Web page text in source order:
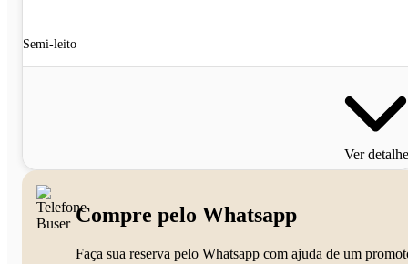
Semi-leito
Ver
Compre pelo Whatsapp
Faça sua reserva pelo Whatsapp com ajuda de um